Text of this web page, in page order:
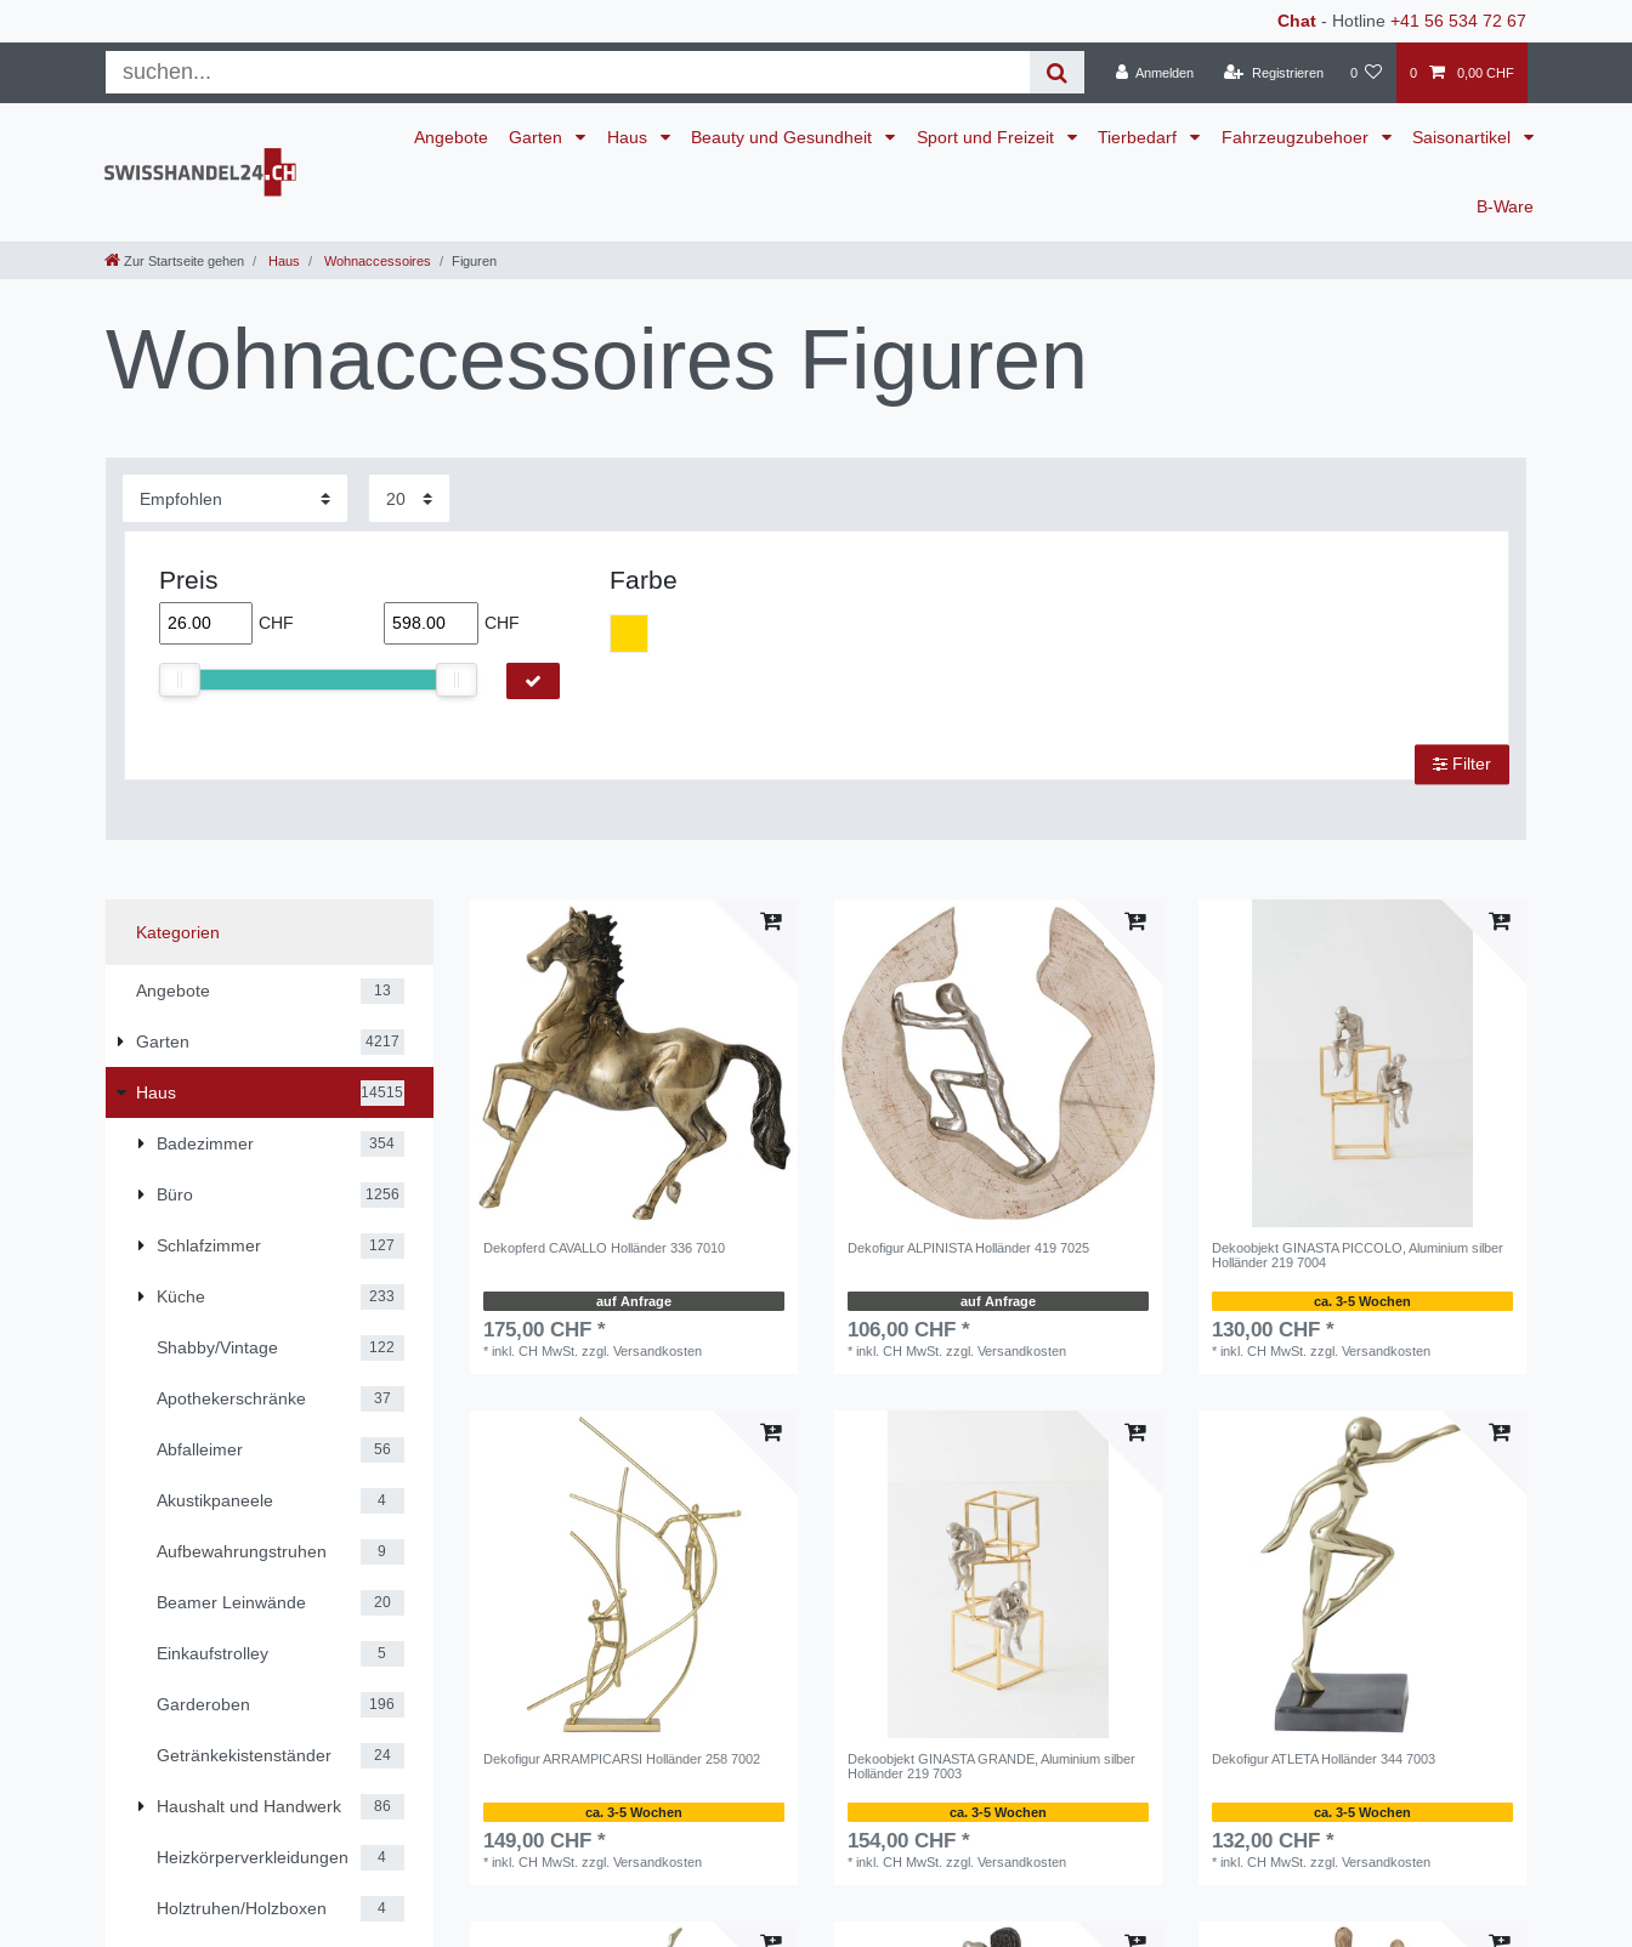
Chat - Hotline +41 56 534 72 67
Anmelden Registrieren 0 0 0,00 CHF
Angebote Garten Haus Beauty und Gesundheit Sport und Freizeit Tierbedarf Fahrzeugzubehoer Saisonartikel
B-Ware
Zur Startseite gehen Haus Wohnaccessoires Figuren
Wohnaccessoires Figuren
Preis
CHF CHF
Farbe
Filter
Kategorien
Angebote 13
Garten 4217
Haus 14515
Badezimmer 354
Büro 1256
Schlafzimmer 127
Küche 233
Shabby/Vintage 122
Apothekerschränke 37
Abfalleimer 56
Akustikpaneele 4
Aufbewahrungstruhen 9
Beamer Leinwände 20
Einkaufstrolley 5
Garderoben 196
Getränkekistenständer 24
Haushalt und Handwerk 86
Heizkörperverkleidungen 4
Holztruhen/Holzboxen 4
Dekopferd CAVALLO Holländer 336 7010
auf Anfrage
175,00 CHF *
*inkl. CH MwSt. zzgl.Versandkosten
Dekofigur ALPINISTA Holländer 419 7025
auf Anfrage
106,00 CHF *
*inkl. CH MwSt. zzgl.Versandkosten
Dekoobjekt GINASTA PICCOLO, Aluminium silber
Holländer 219 7004
ca. 3-5 Wochen
130,00 CHF *
*inkl. CH MwSt. zzgl.Versandkosten
Dekofigur ARRAMPICARSI Holländer 258 7002
ca. 3-5 Wochen
149,00 CHF *
*inkl. CH MwSt. zzgl.Versandkosten
Dekoobjekt GINASTA GRANDE, Aluminium silber
Holländer 219 7003
ca. 3-5 Wochen
154,00 CHF *
*inkl. CH MwSt. zzgl.Versandkosten
Dekofigur ATLETA Holländer 344 7003
ca. 3-5 Wochen
132,00 CHF *
*inkl. CH MwSt. zzgl.Versandkosten